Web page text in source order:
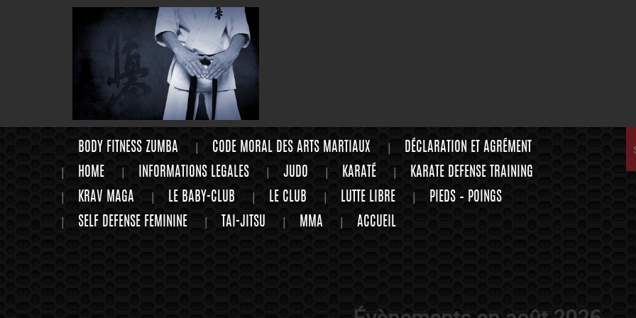
BODY FITNESS ZUMBA CODE MORAL DES ARTS MARTIAUX
DÉCLARATION ET AGRÉMENT
HOME
INFORMATIONS LEGALES JUDO KARATÉ
KARATE DEFENSE TRAINING
KRAV MAGA
LE BABY-CLUB LE CLUB LUTTE LIBRE
PIEDS – POINGS
SELF DEFENSE FEMININE
TAI-JITSU MMA ACCUEIL